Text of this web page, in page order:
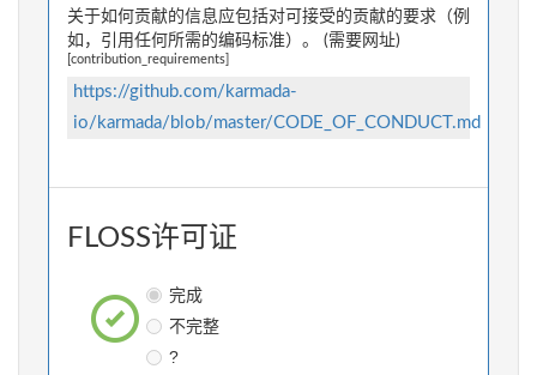
关于如何贡献的信息应包括对可接受的贡献的要求（例
如，引用任何所需的编码标准）。 (需要网址)
[contribution_requirements]
https://github.com/karmada-
io/karmada/blob/master/CODE_OF_CONDUCT.md
FLOSS许可证
完成
不完整
?